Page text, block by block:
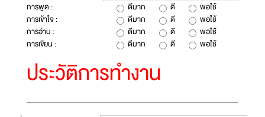
การพูด :
ดีมาก ดี
พอใช้
การเข้าใจ :
ดีมาก ดี
พอใช้
การอ่าน :
ดีมาก ดี
พอใช้
การเขียน :
ดีมาก ดี พอใช้
ประวัติการทำงาน